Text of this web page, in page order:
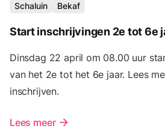
Schaluin Bekaf
Start inschrijvingen 2e tot 6e
Dinsdag 22 april om 08.00 uur
van het 2e tot het 6e jaar. Lees
inschrijven.
Lees meer arrow_forward